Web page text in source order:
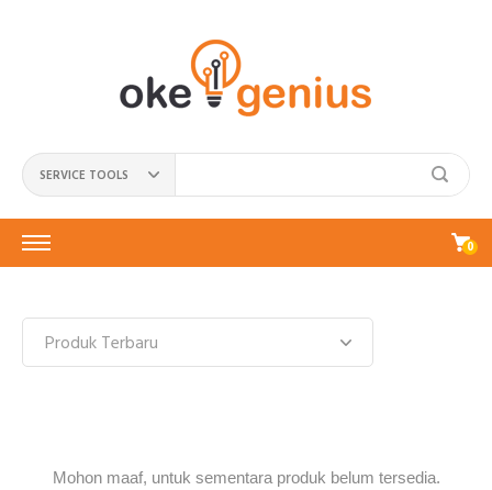
SERVICE TOOLS
0
Mohon maaf, untuk sementara produk belum tersedia.